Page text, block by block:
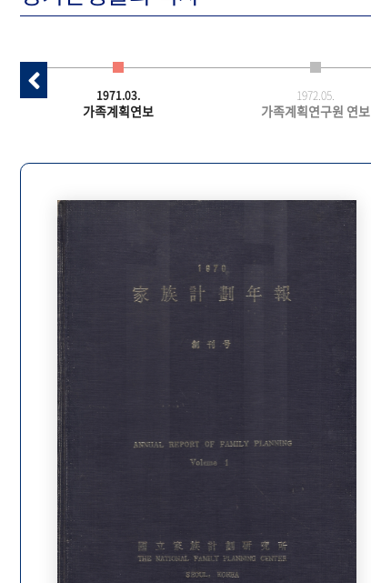
1971.03.
가족계획연보
1972.05.
가족계획연구원 연보